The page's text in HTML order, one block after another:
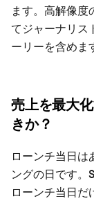
ます。高解像度
てジャーナリス
ーリーを含めま
売上を最大
きか？
ローンチ当日は
ングの日です。
ローンチ当日だ